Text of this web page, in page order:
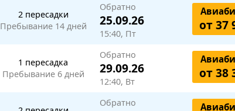
2 пересадки
Пребывание 14 дней
Обратно
25.09.26
15:40, Пт
от 37
1 пересадка
Пребывание 6 дней
Обратно
29.09.26
12:40, Вт
от 38
Обратно